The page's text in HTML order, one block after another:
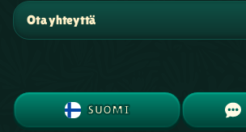
Ota yhteyttä
SUOMI